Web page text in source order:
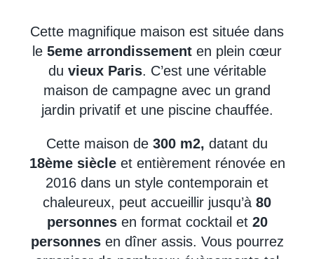
Cette magnifique maison est située dans
le 5eme arrondissement en plein cœur
du vieux Paris. C’est une véritable
maison de campagne avec un grand
jardin privatif et une piscine chauffée.
Cette maison de 300 m2, datant du
18ème siècleet entièrement rénovée en
2016 dans un style contemporain et
chaleureux, peut accueillir jusqu’à 80
personnes en format cocktail et 20
personnesen dîner assis. Vous pourrez